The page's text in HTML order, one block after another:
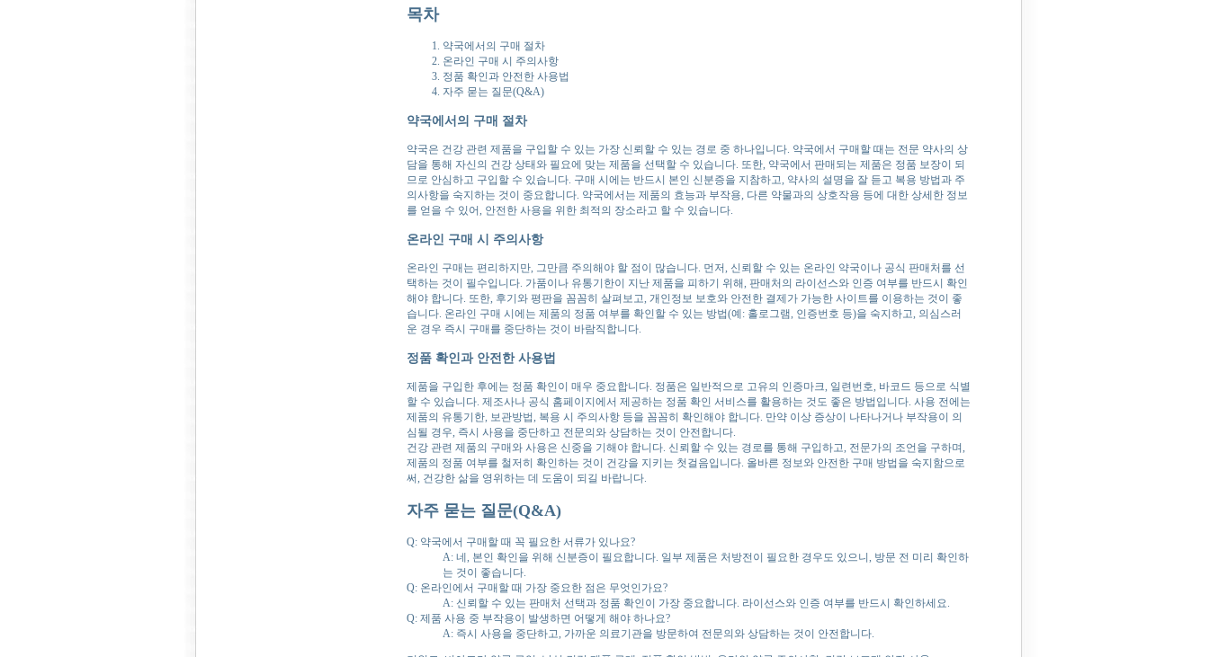
목차
약국에서의 구매 절차
온라인 구매 시 주의사항
정품 확인과 안전한 사용법
자주 묻는 질문(Q&A)
약국에서의 구매 절차
약국은 건강 관련 제품을 구입할 수 있는 가장 신뢰할 수 있는 경로 중 하나입니다. 약국에서 구매할 때는 전문 약사의 상
담을 통해 자신의 건강 상태와 필요에 맞는 제품을 선택할 수 있습니다. 또한, 약국에서 판매되는 제품은 정품 보장이 되
므로 안심하고 구입할 수 있습니다. 구매 시에는 반드시 본인 신분증을 지참하고, 약사의 설명을 잘 듣고 복용 방법과 주
의사항을 숙지하는 것이 중요합니다. 약국에서는 제품의 효능과 부작용, 다른 약물과의 상호작용 등에 대한 상세한 정보
를 얻을 수 있어, 안전한 사용을 위한 최적의 장소라고 할 수 있습니다.
온라인 구매 시 주의사항
온라인 구매는 편리하지만, 그만큼 주의해야 할 점이 많습니다. 먼저, 신뢰할 수 있는 온라인 약국이나 공식 판매처를 선
택하는 것이 필수입니다. 가품이나 유통기한이 지난 제품을 피하기 위해, 판매처의 라이선스와 인증 여부를 반드시 확인
해야 합니다. 또한, 후기와 평판을 꼼꼼히 살펴보고, 개인정보 보호와 안전한 결제가 가능한 사이트를 이용하는 것이 좋
습니다. 온라인 구매 시에는 제품의 정품 여부를 확인할 수 있는 방법(예: 홀로그램, 인증번호 등)을 숙지하고, 의심스러
운 경우 즉시 구매를 중단하는 것이 바람직합니다.
정품 확인과 안전한 사용법
제품을 구입한 후에는 정품 확인이 매우 중요합니다. 정품은 일반적으로 고유의 인증마크, 일련번호, 바코드 등으로 식별
할 수 있습니다. 제조사나 공식 홈페이지에서 제공하는 정품 확인 서비스를 활용하는 것도 좋은 방법입니다. 사용 전에는
제품의 유통기한, 보관방법, 복용 시 주의사항 등을 꼼꼼히 확인해야 합니다. 만약 이상 증상이 나타나거나 부작용이 의
심될 경우, 즉시 사용을 중단하고 전문의와 상담하는 것이 안전합니다.
건강 관련 제품의 구매와 사용은 신중을 기해야 합니다. 신뢰할 수 있는 경로를 통해 구입하고, 전문가의 조언을 구하며,
제품의 정품 여부를 철저히 확인하는 것이 건강을 지키는 첫걸음입니다. 올바른 정보와 안전한 구매 방법을 숙지함으로
써, 건강한 삶을 영위하는 데 도움이 되길 바랍니다.
자주 묻는 질문(Q&A)
Q: 약국에서 구매할 때 꼭 필요한 서류가 있나요?
A: 네, 본인 확인을 위해 신분증이 필요합니다. 일부 제품은 처방전이 필요한 경우도 있으니, 방문 전 미리 확인하
는 것이 좋습니다.
Q: 온라인에서 구매할 때 가장 중요한 점은 무엇인가요?
A: 신뢰할 수 있는 판매처 선택과 정품 확인이 가장 중요합니다. 라이선스와 인증 여부를 반드시 확인하세요.
Q: 제품 사용 중 부작용이 발생하면 어떻게 해야 하나요?
A: 즉시 사용을 중단하고, 가까운 의료기관을 방문하여 전문의와 상담하는 것이 안전합니다.